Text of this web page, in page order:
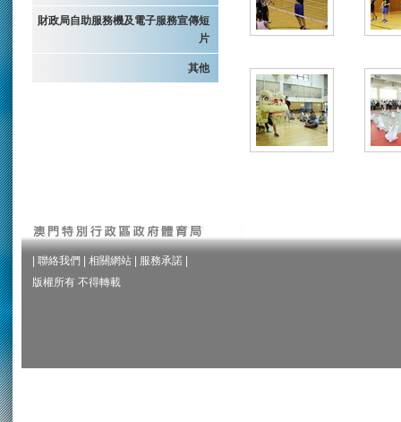
財政局自助服務機及電子服務宣傳短
片
其他
聯絡我們 相關網站 服務承諾
版權所有 不得轉載